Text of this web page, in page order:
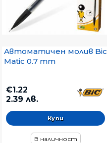
Автоматичен молив Bic
Matic 0.7 mm
€1.22
2.39 лв.
В наличност